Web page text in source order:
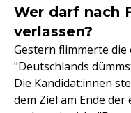
Wer darf nach
verlassen?
Gestern flimmerte die
"Deutschlands
Die Kandidat:innen
dem Ziel am Ende